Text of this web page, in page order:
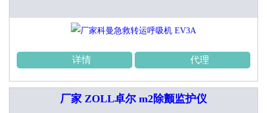
详情 代理
厂家 ZOLL卓尔 m2除颤监护仪